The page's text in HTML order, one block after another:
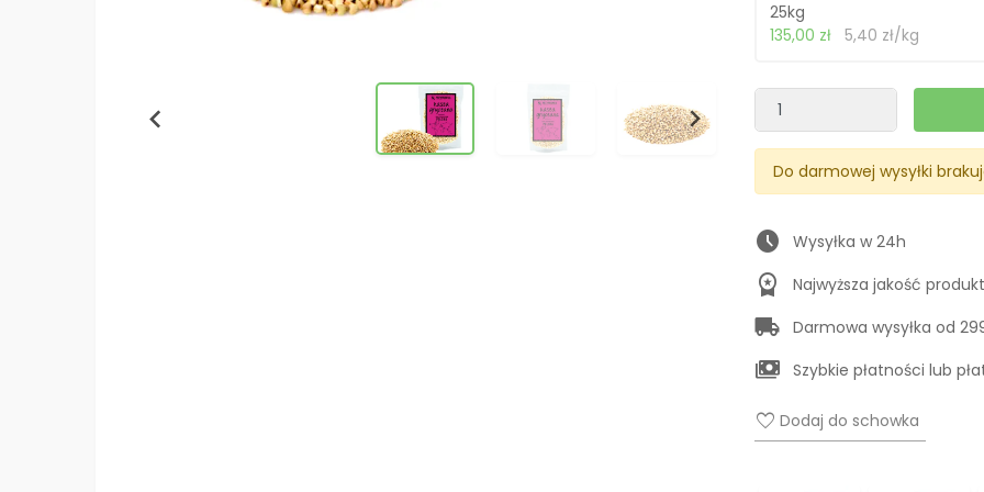
25kg
135,00 zł 5,40 zł/kg
Do darmowej wysyłki
schedule Wysyłka w 24h
workspace_premium Najwyższa jakość
local_shipping Darmowa wysyłka od
payments Szybkie płatności lub
favorite Dodaj do schowka